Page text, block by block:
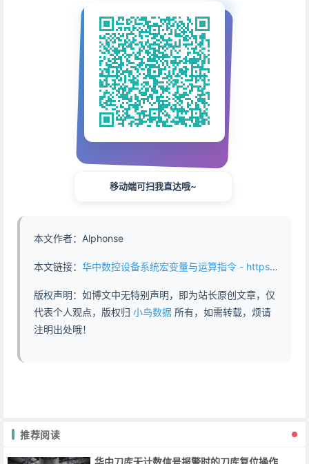
移动端可扫我直达哦~
本文作者：Alphonse
本文链接： 华中数控设备系统宏变量与运算指令 - https://www.abddb.com/HuaZhong_System_Macro_Variables_and_Operation_Instructions.html
版权声明：如博文中无特别声明，即为站长原创文章，仅
代表个人观点，版权归 小鸟数据 所有，如需转载，烦请
注明出处哦！
推荐阅读
华中刀库无计数信号报警时的刀库复位操作